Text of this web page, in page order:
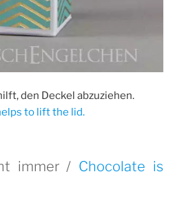
den Deckel abzuziehen.
to lift the lid.
immer / Chocolate is